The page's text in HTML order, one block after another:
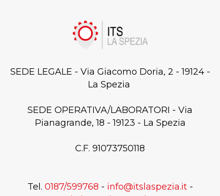
SEDE LEGALE - Via Giacomo Doria, 2 - 19124 -
La Spezia
SEDE OPERATIVA/LABORATORI - Via
Pianagrande, 18 - 19123 - La Spezia
C.F. 91073750118
Tel. 0187/599768 - info@itslaspezia.it-